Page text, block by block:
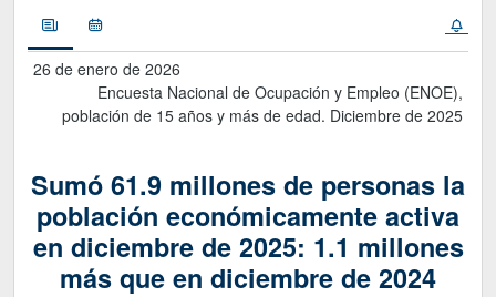
NoticiasCalendario
26 de enero de 2026
Encuesta Nacional de Ocupación y Empleo (ENOE),
población de 15 años y más de edad. Diciembre de 2025
Sumó 61.9 millones de personas la
población económicamente activa
en diciembre de 2025: 1.1 millones
más que en diciembre de 2024